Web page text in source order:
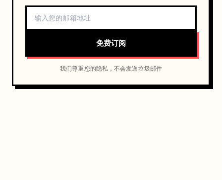
免费订阅
我们尊重您的隐私，不会发送垃圾邮件